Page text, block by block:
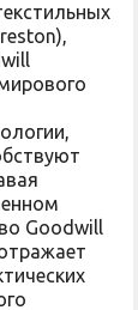
Goodwill